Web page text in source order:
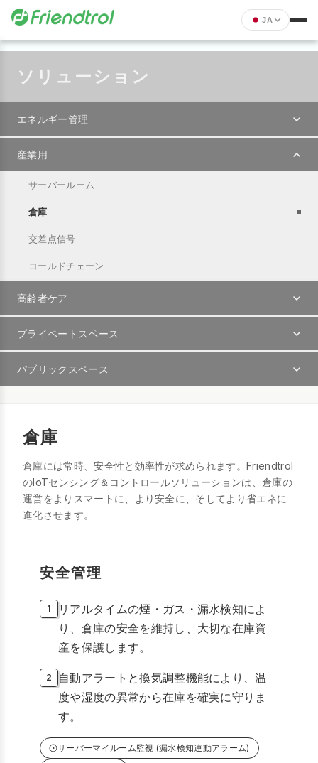
JA
ソリューション
エネルギー管理
産業用
サーバールーム
倉庫
交差点信号
コールドチェーン
高齢者ケア
プライベートスペース
パブリックスペース
倉庫
倉庫には常時、安全性と効率性が求められます。Friendtrol
のIoTセンシング＆コントロールソリューションは、倉庫の
運営をよりスマートに、より安全に、そしてより省エネに
進化させます。
安全管理
リアルタイムの煙・ガス・漏水検知によ
り、倉庫の安全を維持し、大切な在庫資
産を保護します。
自動アラートと換気調整機能により、温
度や湿度の異常から在庫を確実に守りま
す。
サーバーマイルーム監視 (漏水検知連動アラーム)